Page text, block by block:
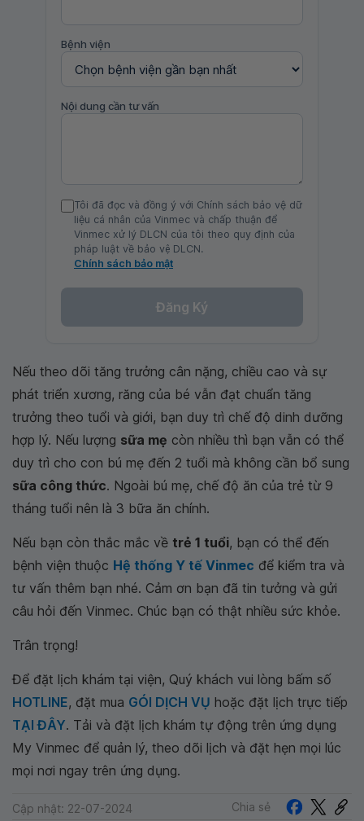
Bệnh viện
Nội dung cần tư vấn
Tôi đã đọc và đồng ý với Chính sách bảo vệ dữ
liệu cá nhân của Vinmec và chấp thuận để
Vinmec xử lý DLCN của tôi theo quy định của
pháp luật về bảo vệ DLCN.
Chính sách bảo mật
Đăng Ký
Nếu theo dõi tăng trưởng cân nặng, chiều cao và sự
phát triển xương, răng của bé vẫn đạt chuẩn tăng
trưởng theo tuổi và giới, bạn duy trì chế độ dinh dưỡng
hợp lý. Nếu lượng sữa mẹ còn nhiều thì bạn vẫn có thể
duy trì cho con bú mẹ đến 2 tuổi mà không cần bổ sung
sữa công thức. Ngoài bú mẹ, chế độ ăn của trẻ từ 9
tháng tuổi nên là 3 bữa ăn chính.
Nếu bạn còn thắc mắc về trẻ 1 tuổi, bạn có thể đến
bệnh viện thuộc Hệ thống Y tế Vinmec để kiểm tra và
tư vấn thêm bạn nhé. Cảm ơn bạn đã tin tưởng và gửi
câu hỏi đến Vinmec. Chúc bạn có thật nhiều sức khỏe.
Trân trọng!
Để đặt lịch khám tại viện, Quý khách vui lòng bấm số
HOTLINE, đặt mua GÓI DỊCH VỤ hoặc đặt lịch trực tiếp
TẠI ĐÂY. Tải và đặt lịch khám tự động trên ứng dụng
My Vinmec để quản lý, theo dõi lịch và đặt hẹn mọi lúc
mọi nơi ngay trên ứng dụng.
Cập nhật: 22-07-2024 Chia sẻ